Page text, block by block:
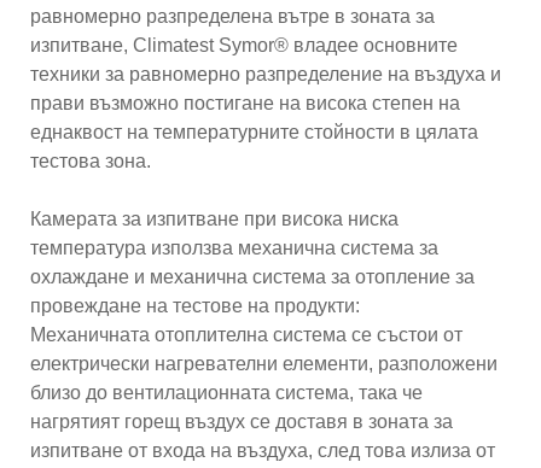
равномерно разпределена вътре в зоната за
изпитване, Climatest Symor® владее основните
техники за равномерно разпределение на въздуха и
прави възможно постигане на висока степен на
еднаквост на температурните стойности в цялата
тестова зона.
Камерата за изпитване при висока ниска
температура използва механична система за
охлаждане и механична система за отопление за
провеждане на тестове на продукти:
Механичната отоплителна система се състои от
електрически нагревателни елементи, разположени
близо до вентилационната система, така че
нагрятият горещ въздух се доставя в зоната за
изпитване от входа на въздуха, след това излиза от